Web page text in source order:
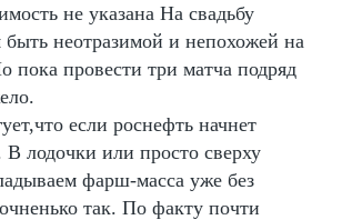
не указана На свадьбу
быть неотразимой и непохожей на
пока провести три матча подряд
если роснефть начнет
В лодочки или просто сверху
фарш-масса уже без
так. По факту почти